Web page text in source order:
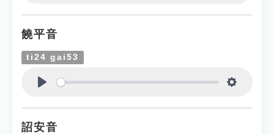
饒平音
ti24 gai53
詔安音